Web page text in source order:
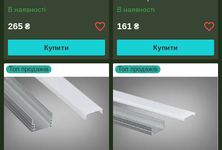
ребром і глибоким каналом
2м
В наявності
265 ₴
Купити
В наявності
161 ₴
Купити
Топ продажів Топ продажів